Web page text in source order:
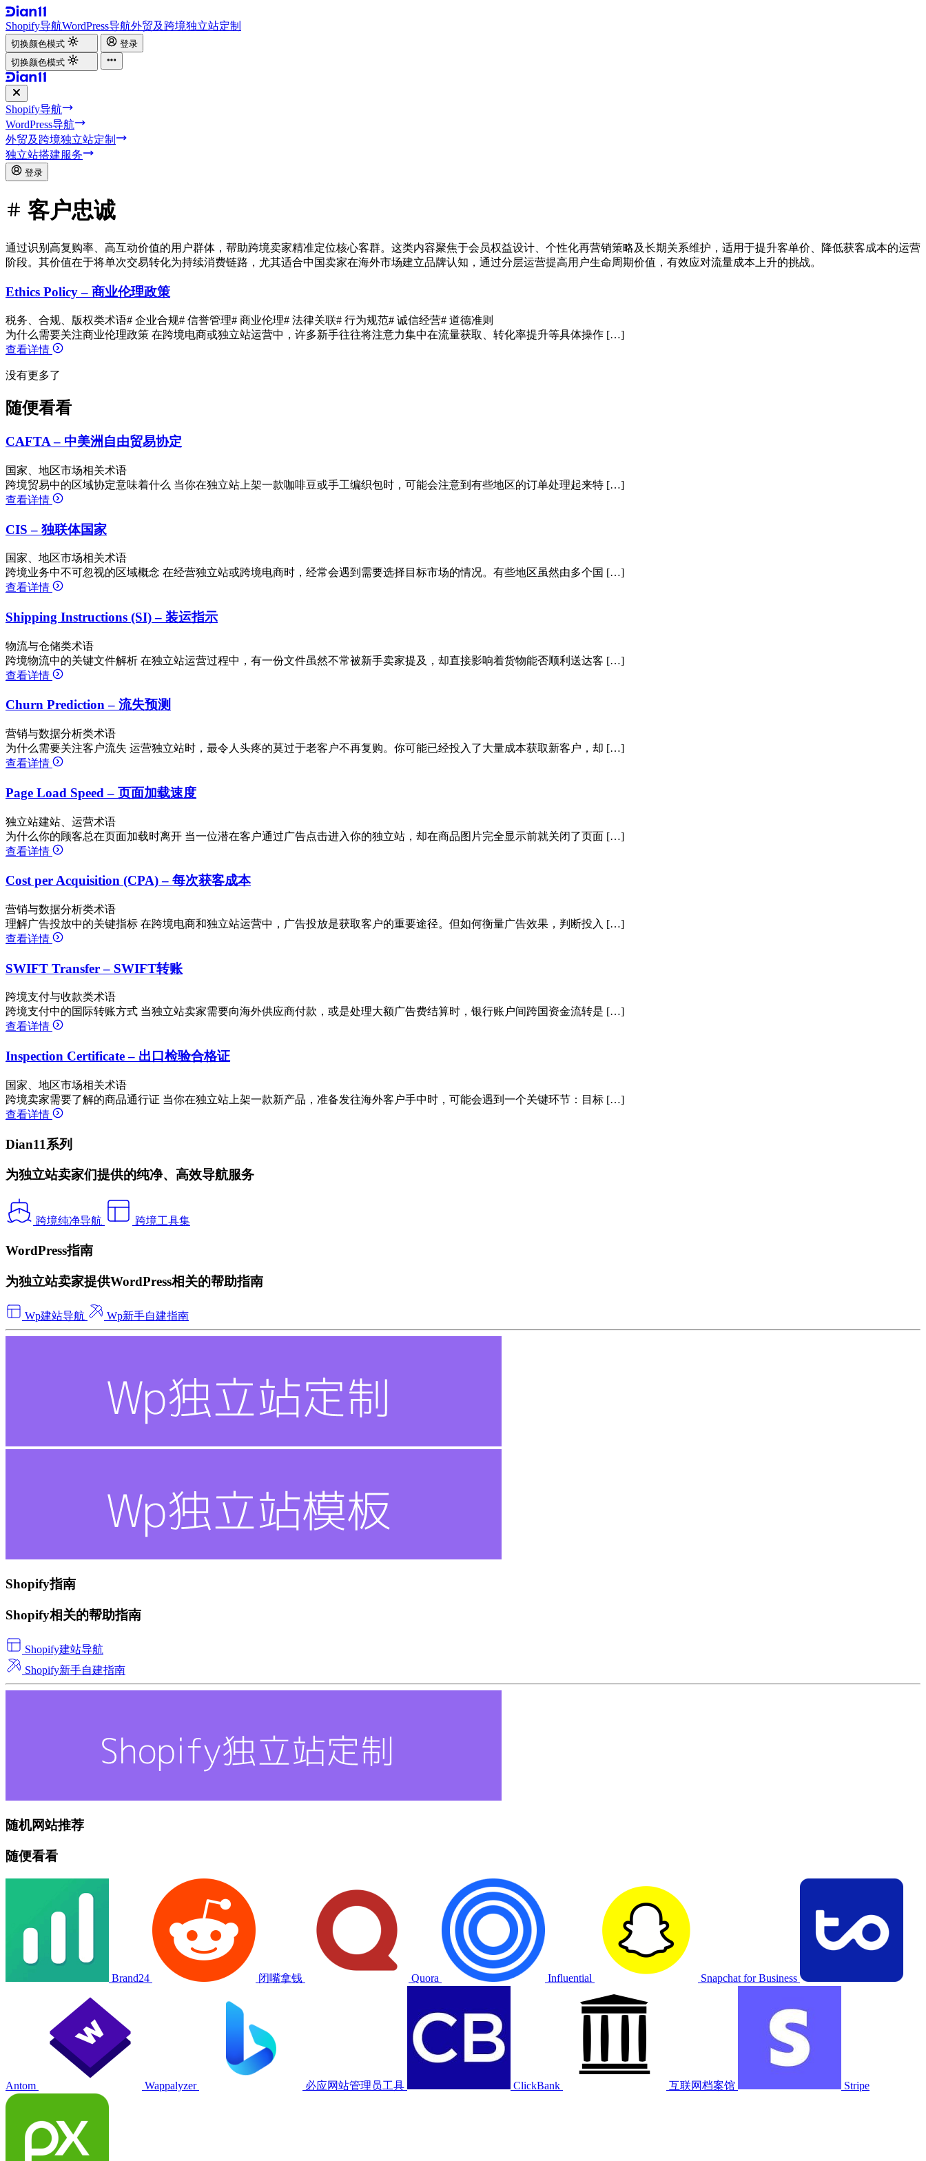
Shopify导航WordPress导航外贸及跨境独立站定制
切换颜色模式
登录
切换颜色模式
Shopify导航
WordPress导航
外贸及跨境独立站定制
独立站搭建服务
登录
客户忠诚
通过识别高复购率、高互动价值的用户群体，帮助跨境卖家精准定位核心客群。这类内容聚焦于会员权益设计、个性化再营销策略及长期关系维护，适用于提升客单价、降低获客成本的运营
阶段。其价值在于将单次交易转化为持续消费链路，尤其适合中国卖家在海外市场建立品牌认知，通过分层运营提高用户生命周期价值，有效应对流量成本上升的挑战。
Ethics Policy – 商业伦理政策
税务、合规、版权类术语# 企业合规# 信誉管理# 商业伦理# 法律关联# 行为规范# 诚信经营# 道德准则
为什么需要关注商业伦理政策 在跨境电商或独立站运营中，许多新手往往将注意力集中在流量获取、转化率提升等具体操作 […]
查看详情
没有更多了
随便看看
CAFTA – 中美洲自由贸易协定
国家、地区市场相关术语
跨境贸易中的区域协定意味着什么 当你在独立站上架一款咖啡豆或手工编织包时，可能会注意到有些地区的订单处理起来特 […]
查看详情
CIS – 独联体国家
国家、地区市场相关术语
跨境业务中不可忽视的区域概念 在经营独立站或跨境电商时，经常会遇到需要选择目标市场的情况。有些地区虽然由多个国 […]
查看详情
Shipping Instructions (SI) – 装运指示
物流与仓储类术语
跨境物流中的关键文件解析 在独立站运营过程中，有一份文件虽然不常被新手卖家提及，却直接影响着货物能否顺利送达客 […]
查看详情
Churn Prediction – 流失预测
营销与数据分析类术语
为什么需要关注客户流失 运营独立站时，最令人头疼的莫过于老客户不再复购。你可能已经投入了大量成本获取新客户，却 […]
查看详情
Page Load Speed – 页面加载速度
独立站建站、运营术语
为什么你的顾客总在页面加载时离开 当一位潜在客户通过广告点击进入你的独立站，却在商品图片完全显示前就关闭了页面 […]
查看详情
Cost per Acquisition (CPA) – 每次获客成本
营销与数据分析类术语
理解广告投放中的关键指标 在跨境电商和独立站运营中，广告投放是获取客户的重要途径。但如何衡量广告效果，判断投入 […]
查看详情
SWIFT Transfer – SWIFT转账
跨境支付与收款类术语
跨境支付中的国际转账方式 当独立站卖家需要向海外供应商付款，或是处理大额广告费结算时，银行账户间跨国资金流转是 […]
查看详情
Inspection Certificate – 出口检验合格证
国家、地区市场相关术语
跨境卖家需要了解的商品通行证 当你在独立站上架一款新产品，准备发往海外客户手中时，可能会遇到一个关键环节：目标 […]
查看详情
Dian11系列
为独立站卖家们提供的纯净、高效导航服务
跨境纯净导航 跨境工具集
WordPress指南
为独立站卖家提供WordPress相关的帮助指南
Wp建站导航 Wp新手自建指南
Shopify指南
Shopify相关的帮助指南
Shopify建站导航
Shopify新手自建指南
随机网站推荐
随便看看
Brand24 闭嘴拿钱 Quora Influential Snapchat for Business
Antom Wappalyzer 必应网站管理员工具 ClickBank 互联网档案馆 Stripe